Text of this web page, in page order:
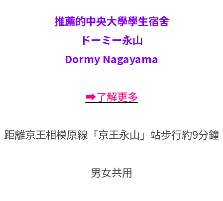
推薦的中央大學學生宿舍
ドーミー永山
Dormy Nagayama
➡了解更多
距離京王相模原線「京王永山」站步行約9分鐘
男女共用